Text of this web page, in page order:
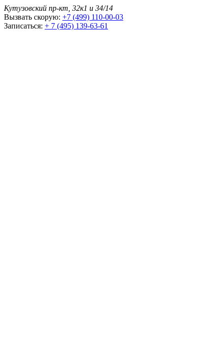
Кутузовский пр-кт, 32к1 и 34/14
Вызвать скорую: +7 (499) 110-00-03
Записаться: + 7 (495) 139-63-61